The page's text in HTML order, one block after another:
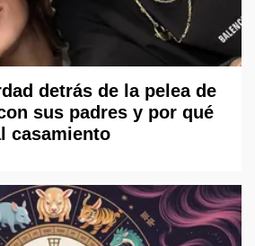
detrás de la pelea de
sus padres y por qué
casamiento